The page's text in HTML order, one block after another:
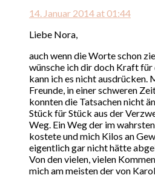
14. Januar 2014 at 01:44
Liebe Nora,
auch wenn die Worte schon
wünsche ich dir doch Kraft für
kann ich es nicht ausdrücken.
Freunde, in einer schweren
konnten die Tatsachen nicht
Stück für Stück aus der
Weg. Ein Weg der im
kostete und mich Kilos an
eigentlich gar nicht hätte
Von den vielen, vielen
mich am meisten der von